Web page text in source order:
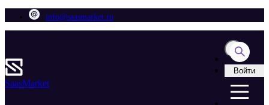
info@saasmarket.ru
SaasMarket
Войти